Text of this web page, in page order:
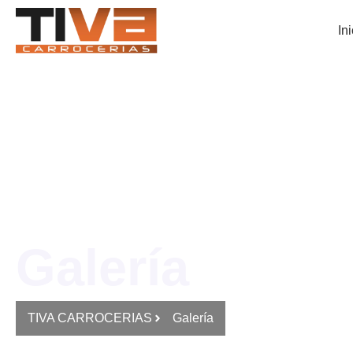
TIVA CARROCERIAS Galería